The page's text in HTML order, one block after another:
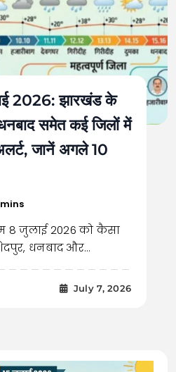
2026: झारखंड के
समेत कई जिलों में
जानें अगले 10
mins
जुलाई 2026 को कैसा
धनबाद और…
July 7, 2026